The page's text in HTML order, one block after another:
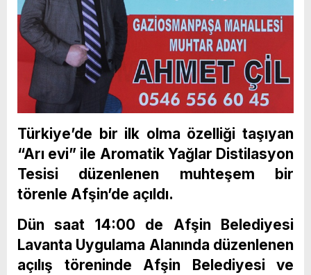
Türkiye’de bir ilk olma özelliği taşıyan
“Arı evi” ile Aromatik Yağlar Distilasyon
Tesisi düzenlenen muhteşem bir
törenle Afşin’de açıldı.
Dün saat 14:00 de Afşin Belediyesi
Lavanta Uygulama Alanında düzenlenen
açılış töreninde Afşin Belediyesi ve